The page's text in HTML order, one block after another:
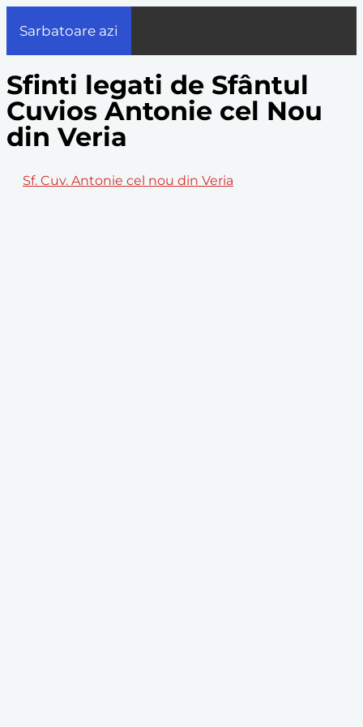
Sarbatoare azi
Sfinti legati de Sfântul
Cuvios Antonie cel Nou
din Veria
Sf. Cuv. Antonie cel nou din Veria